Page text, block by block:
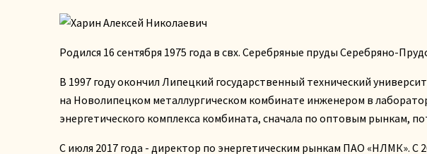
Родился 16 сентября 1975 года в свх. Серебряные пруды Серебряно-
В 1997 году окончил Липецкий государственный технический
на Новолипецком металлургическом комбинате инженером в
энергетического комплекса комбината, сначала по оптовым рынкам,
С июля 2017 года - директор по энергетическим рынкам ПАО «НЛМК».